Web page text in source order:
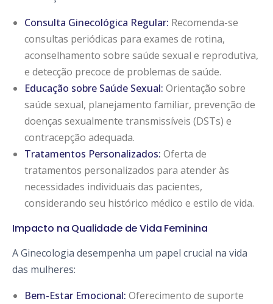
Consulta Ginecológica Regular: Recomenda-se
consultas periódicas para exames de rotina,
aconselhamento sobre saúde sexual e reprodutiva,
e detecção precoce de problemas de saúde.
Educação sobre Saúde Sexual: Orientação sobre
saúde sexual, planejamento familiar, prevenção de
doenças sexualmente transmissíveis (DSTs) e
contracepção adequada.
Tratamentos Personalizados: Oferta de
tratamentos personalizados para atender às
necessidades individuais das pacientes,
considerando seu histórico médico e estilo de vida.
Impacto na Qualidade de Vida Feminina
A Ginecologia desempenha um papel crucial na vida
das mulheres:
Bem-Estar Emocional: Oferecimento de suporte